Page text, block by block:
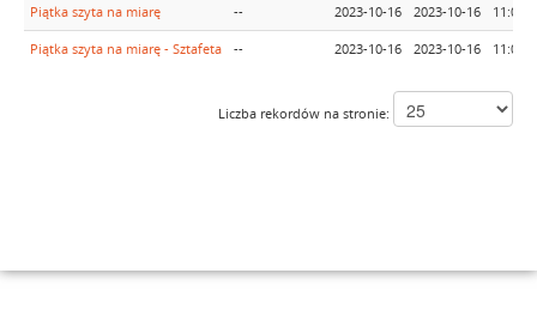
Piątka szyta na miarę -- 2023-10-16 2023-10-16 11:00
Piątka szyta na miarę - Sztafeta -- 2023-10-16 2023-10-16 11:05
Liczba rekordów na stronie: